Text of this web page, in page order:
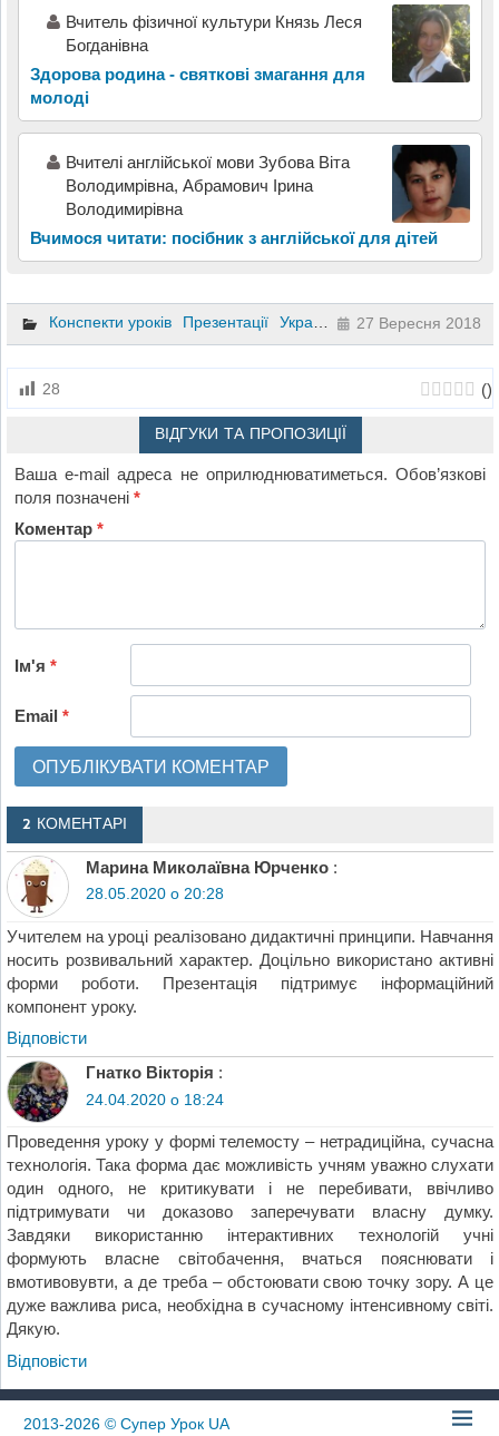
Вчитель фізичної культури Князь Леся
Богданівна
Здорова родина - святкові змагання для
молоді
Вчителі англійської мови Зубова Віта
Володимрівна, Абрамович Ірина
Володимирівна
Вчимося читати: посібник з англійської для дітей
Конспекти уроків Презентації Українська мова 5 клас
27 Вересня 2018
28 ()
ВІДГУКИ ТА ПРОПОЗИЦІЇ
Ваша e-mail адреса не оприлюднюватиметься. Обов’язкові
поля позначені*
Коментар*
Ім'я*
Email*
2 КОМЕНТАРІ
Марина Миколаївна Юрченко :
28.05.2020 о 20:28
Учителем на уроці реалізовано дидактичні принципи. Навчання
носить розвивальний характер. Доцільно використано активні
форми роботи. Презентація підтримує інформаційний
компонент уроку.
Відповіcти
Гнатко Вікторія :
24.04.2020 о 18:24
Проведення уроку у формі телемосту – нетрадиційна, сучасна
технологія. Така форма дає можливість учням уважно слухати
один одного, не критикувати і не перебивати, ввічливо
підтримувати чи доказово заперечувати власну думку.
Завдяки використанню інтерактивних технологій учні
формують власне світобачення, вчаться пояснювати і
вмотивовувти, а де треба – обстоювати свою точку зору. А це
дуже важлива риса, необхідна в сучасному інтенсивному світі.
Дякую.
Відповіcти
2013-2026 © Супер Урок UA